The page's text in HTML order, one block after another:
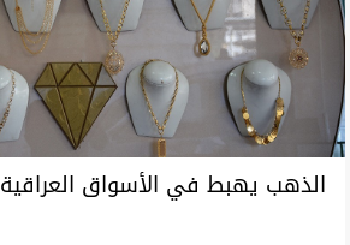
الذهب يهبط في الأسواق العراقية